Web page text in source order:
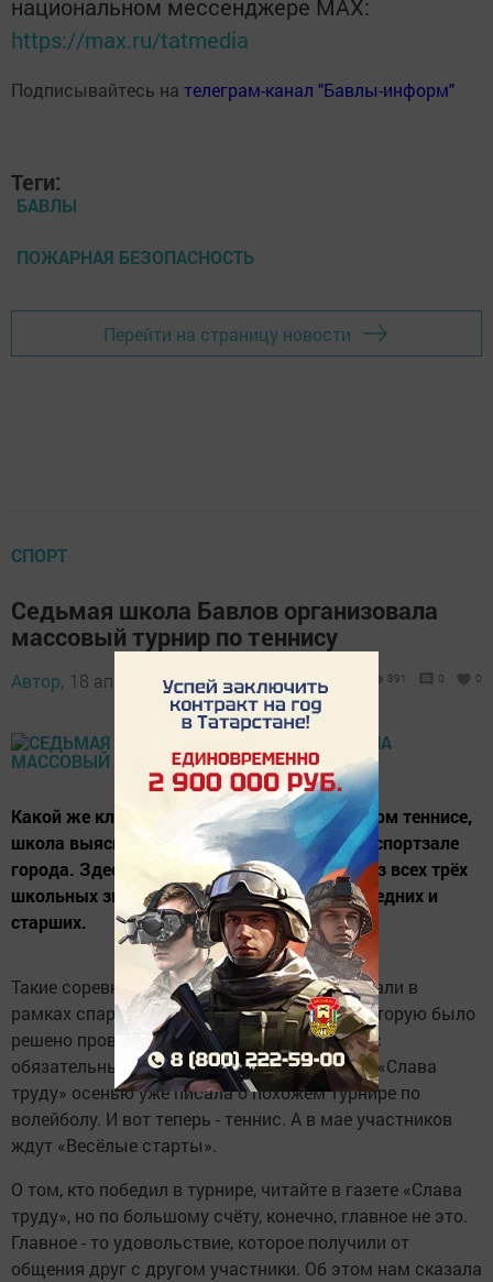
национальном мессенджере MАХ:
https://max.ru/tatmedia
Подписывайтесь на телеграм-канал "Бавлы-информ"
Теги:
БАВЛЫ
ПОЖАРНАЯ БЕЗОПАСНОСТЬ
Перейти на страницу новости
СПОРТ
Седьмая школа Бавлов организовала
массовый турнир по теннису
Автор, 18 апреля 2015 - 20:43 891 0 0
Какой же класс самый сильный в настольном теннисе,
школа выясняла сегодня в универсальном спортзале
города. Здесь собрались дети и взрослые из всех трёх
школьных звеньев - начальных классов, средних и
старших.
Такие соревнования в школе №7 организовали в
рамках спартакиады «Здоровая семья», которую было
решено проводить с этого учебного года и с
обязательным участием родителей. Газета «Слава
труду» осенью уже писала о похожем турнире по
волейболу. И вот теперь - теннис. А в мае участников
ждут «Весёлые старты».
О том, кто победил в турнире, читайте в газете «Слава
труду», но по большому счёту, конечно, главное не это.
Главное - то удовольствие, которое получили от
общения друг с другом участники. Об этом нам сказала